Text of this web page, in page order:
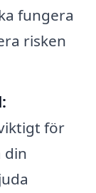
fungera
risken
för
din